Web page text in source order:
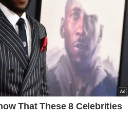
Indonesia hentam
Garuda